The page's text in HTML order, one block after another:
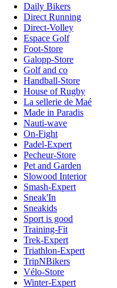
Daily Bikers
Direct Running
Direct-Volley
Espace Golf
Foot-Store
Galopp-Store
Golf and co
Handball-Store
House of Rugby
La sellerie de Maé
Made in Paradis
Nauti-wave
On-Fight
Padel-Expert
Pecheur-Store
Pet and Garden
Slowood Interior
Smash-Expert
Sneak'In
Sneakids
Sport is good
Training-Fit
Trek-Expert
Triathlon-Expert
TripNBikers
Vélo-Store
Winter-Expert